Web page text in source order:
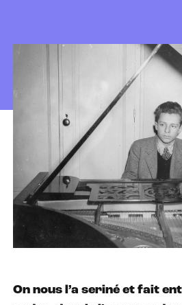
On nous l’a seriné et fait